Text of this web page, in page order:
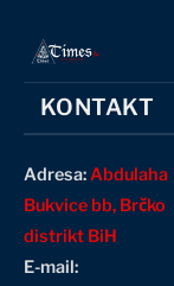
KONTAKT
Adresa:Abdulaha
Bukvice bb, Brčko
distrikt BiH
E-mail: